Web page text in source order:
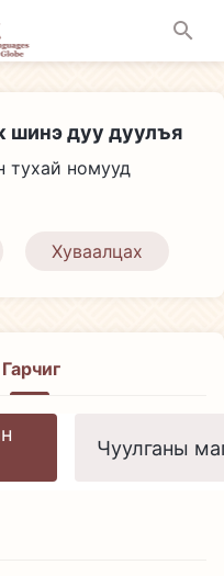
шинэ дуу дуулъя
тухай номууд
Хуваалцах
Гарчиг
Чуулганы